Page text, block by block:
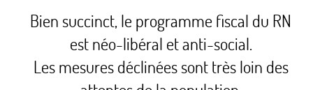
Bien succinct, le programme fiscal du RN
est néo-libéral et anti-social.
Les mesures déclinées sont très loin des